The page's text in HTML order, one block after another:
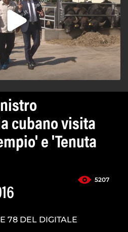
cubano visita
e 'Tenuta
5207
78 DEL DIGITALE